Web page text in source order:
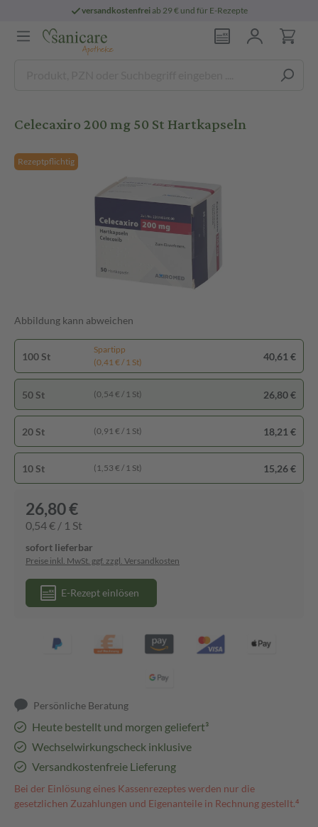
versandkostenfreiab 29 € und für E-Rezepte
Celecaxiro 200 mg 50 St Hartkapseln
Rezeptpflichtig
Abbildung kann abweichen
100 St
Spartipp
(0,41 € / 1 St)
40,61 €
50 St (0,54 € / 1 St) 26,80 €
20 St (0,91 € / 1 St) 18,21 €
10 St (1,53 € / 1 St) 15,26 €
26,80 €
0,54 € / 1 St
sofort lieferbar
Preise inkl. MwSt. ggf. zzgl. Versandkosten
E-Rezept einlösen
Persönliche Beratung
Heute bestellt und morgen geliefert³
Wechselwirkungscheck inklusive
Versandkostenfreie Lieferung
Bei der Einlösung eines Kassenrezeptes werden nur die
gesetzlichen Zuzahlungen und Eigenanteile in Rechnung gestellt.⁴